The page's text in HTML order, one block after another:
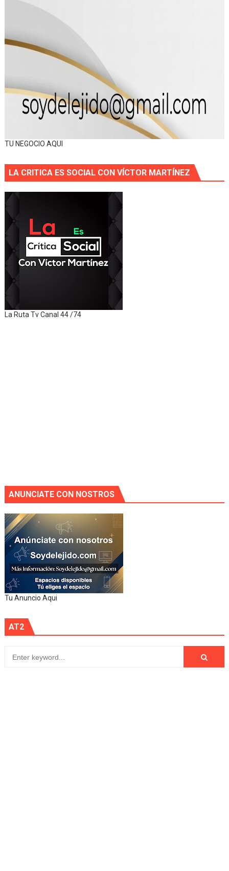
TU NEGOCIO AQUI
LA CRITICA ES SOCIAL CON VÍCTOR MARTÍNEZ
La Ruta Tv Canal 44 /74
ANUNCIATE CON NOSTROS
Tu Anuncio Aqui
AT2